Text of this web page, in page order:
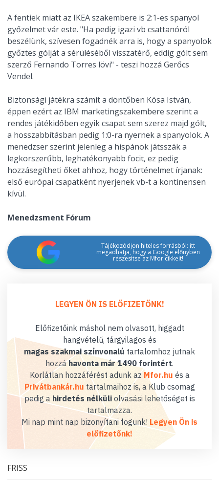
A fentiek miatt az IKEA szakembere is 2:1-es spanyol
győzelmet vár este. "Ha pedig igazi vb csattanóról
beszélünk, szívesen fogadnék arra is, hogy a spanyolok
győztes gólját a sérüléséből visszatérő, eddig gólt sem
szerző Fernando Torres lövi" - teszi hozzá Gerőcs
Vendel.
Biztonsági játékra számít a döntőben Kósa István,
éppen ezért az IBM marketingszakembere szerint a
rendes játékidőben egyik csapat sem szerez majd gólt,
a hosszabbításban pedig 1:0-ra nyernek a spanyolok. A
menedzser szerint jelenleg a hispánok játsszák a
legkorszerűbb, leghatékonyabb focit, ez pedig
hozzásegítheti őket ahhoz, hogy történelmet írjanak:
első európai csapatként nyerjenek vb-t a kontinensen
kívül.
Menedzsment Fórum
Tájékozódjon hiteles forrásból: itt
megadhatja, hogy a Google előnyben
részesítse az Mfor cikkeit!
LEGYEN ÖN IS ELŐFIZETŐNK!
Előfizetőink máshol nem olvasott, higgadt
hangvételű, tárgyilagos és
magas szakmai színvonalú tartalomhoz jutnak
hozzáhavonta már 1490 forintért.
Korlátlan hozzáférést adunk az Mfor.hu és a
Privátbankár.hu tartalmaihoz is, a Klub csomag
pedig a hirdetés nélküliolvasási lehetőséget is
tartalmazza.
Mi nap mint nap bizonyítani fogunk! Legyen Ön is
előfizetőnk!
FRISS